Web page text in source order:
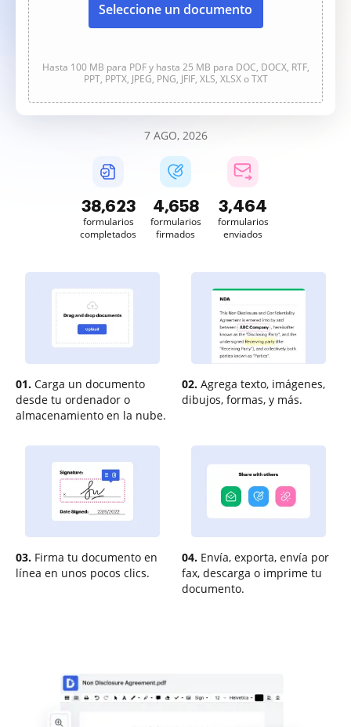
Seleccione un documento
Hasta 100 MB para PDF y hasta 25 MB para DOC, DOCX, RTF,
PPT, PPTX, JPEG, PNG, JFIF, XLS, XLSX o TXT
7 AGO, 2026
38,627
formularios
completados
4,658
formularios
firmados
3,464
formularios
enviados
01. Carga un documento
desde tu ordenador o
almacenamiento en la nube.
02. Agrega texto, imágenes,
dibujos, formas, y más.
03. Firma tu documento en
línea en unos pocos clics.
04. Envía, exporta, envía por
fax, descarga o imprime tu
documento.